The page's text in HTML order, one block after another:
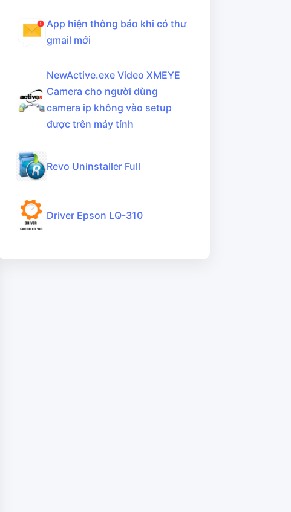
App hiện thông báo khi có thư
gmail mới
NewActive.exe Video XMEYE
Camera cho người dùng
camera ip không vào setup
được trên máy tính
Revo Uninstaller Full
Driver Epson LQ-310